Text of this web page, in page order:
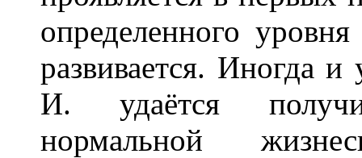
определенного
развивается. Иногда
И. удаётся
нормальной